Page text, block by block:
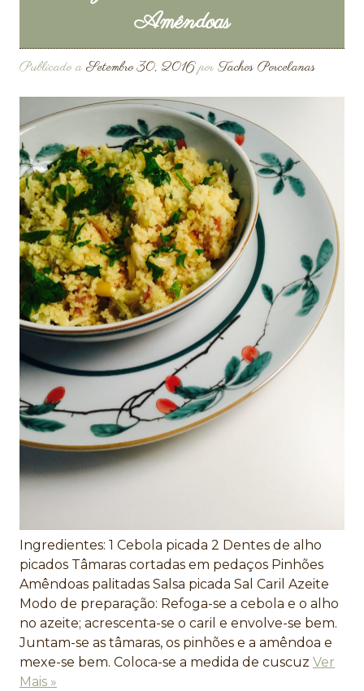
Amêndoas
Publicado a Setembro 30, 2016por Tachos Porcelanas
Ingredientes: 1 Cebola picada 2 Dentes de alho
picados Tâmaras cortadas em pedaços Pinhões
Amêndoas palitadas Salsa picada Sal Caril Azeite
Modo de preparação: Refoga-se a cebola e o alho
no azeite; acrescenta-se o caril e envolve-se bem.
Juntam-se as tâmaras, os pinhões e a amêndoa e
mexe-se bem. Coloca-se a medida de cuscuz Ver
Mais »